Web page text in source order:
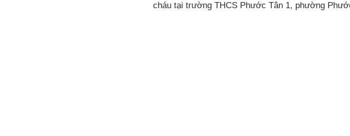
cháu tại trường THCS Phước Tân 1, phường